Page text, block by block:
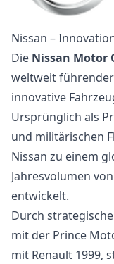
Nissan –
Die Nissan Motor
weltweit
innovative
Ursprünglich als
und militärischen
Nissan zu einem
Jahresvolumen
entwickelt.
Durch
mit der Prince
mit Renault 1999,